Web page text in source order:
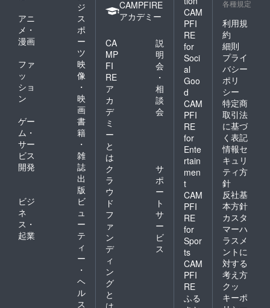
ジ
アニ
メ・
漫画
ス
ポ
ー
ツ
ファ
ッ
ショ
ン
映
像
・
映
画
ゲー
ム・
サー
ビス
開発
書
籍
・
雑
誌
出
版
ビジ
ネ
ス・
起業
ビ
ュ
ー
テ
ィ
ー
・
ヘ
ル
ス
CAMPFIRE
アカデミー
CA
MP
FI
RE
ア
カ
デ
ミ
ー
と
は
説
明
会
・
相
談
会
ク
ラ
ウ
ド
フ
ァ
ン
デ
ィ
ン
グ
と
は
サ
ポ
ー
ト
サ
ー
ビ
ス
CAM
PFI
RE
for
Soci
al
Goo
d
CAM
PFI
RE
for
Ente
rtain
men
t
CAM
PFI
RE
for
Spor
ts
CAM
PFI
RE
ふる
各種規定
利用規
約
細則
プライ
バシー
ポリ
シー
特定商
取引法
に基づ
く表記
情報セ
キュリ
ティ方
針
反社基
本方針
カスタ
マーハ
ラスメ
ントに
対する
考え方
クッ
キーポ